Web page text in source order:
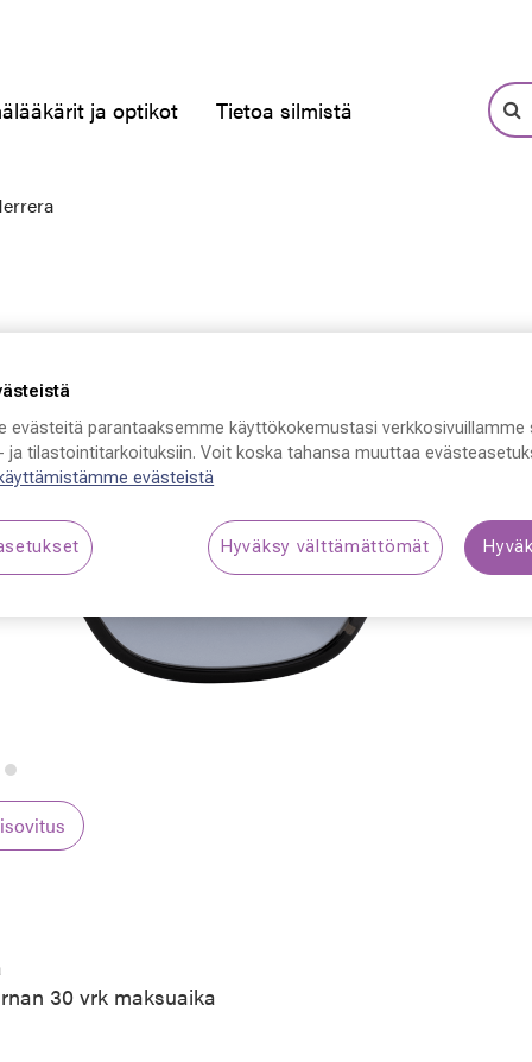
ja optikot Tietoa silmistä
30 vrk maksuaika
evästeitä parantaaksemme käyttökokemustasi verkkosivuillamme
ja tilastointitarkoituksiin. Voit koska tahansa muuttaa
evästeistä
Hyväksy välttämättömät